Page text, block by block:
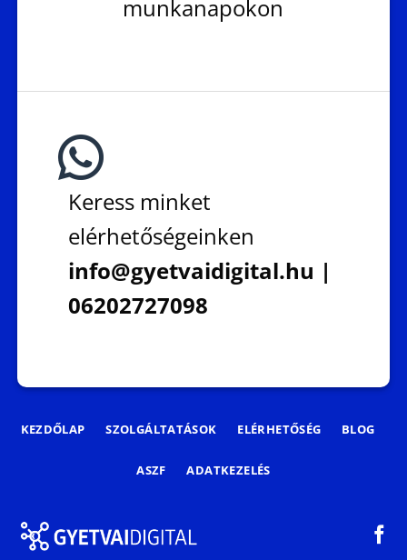
munkanapokon
Keress minket
elérhetőségeinken
info@gyetvaidigital.hu |
06202727098
KEZDŐLAP SZOLGÁLTATÁSOK ELÉRHETŐSÉG BLOG
ASZF ADATKEZELÉS